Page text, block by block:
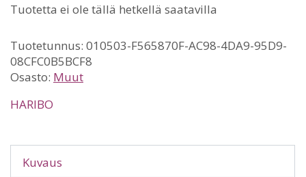
Tuotetta ei ole tällä hetkellä saatavilla
Tuotetunnus: 010503-F565870F-AC98-4DA9-95D9-
08CFC0B5BCF8
Osasto: Muut
HARIBO
Kuvaus